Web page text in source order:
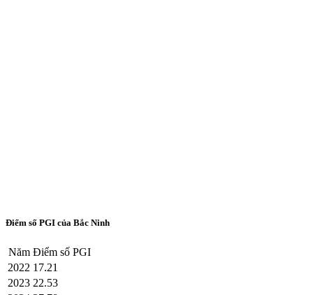
Điểm số PGI của Bắc Ninh
Năm Điểm số PGI
2022 17.21
2023 22.53